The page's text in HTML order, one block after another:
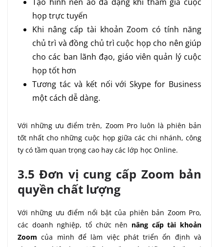
họp trực tuyến
Khi nâng cấp tài khoản Zoom có tính năng
chủ trì và đồng chủ trì cuộc họp cho nên giúp
cho các ban lãnh đạo, giáo viên quản lý cuộc
họp tốt hơn
Tương tác và kết nối với Skype for Business
một cách dễ dàng.
Với những ưu điểm trên, Zoom Pro luôn là phiên bản
tốt nhất cho những cuộc họp giữa các chi nhánh, công
ty có tầm quan trọng cao hay các lớp học Online.
3.5 Đơn vị cung cấp Zoom bản
quyền chất lượng
Với những ưu điểm nổi bật của phiên bản Zoom Pro,
các doanh nghiệp, tổ chức nên nâng cấp tài khoản
Zoom của mình để làm việc phát triển ổn định và